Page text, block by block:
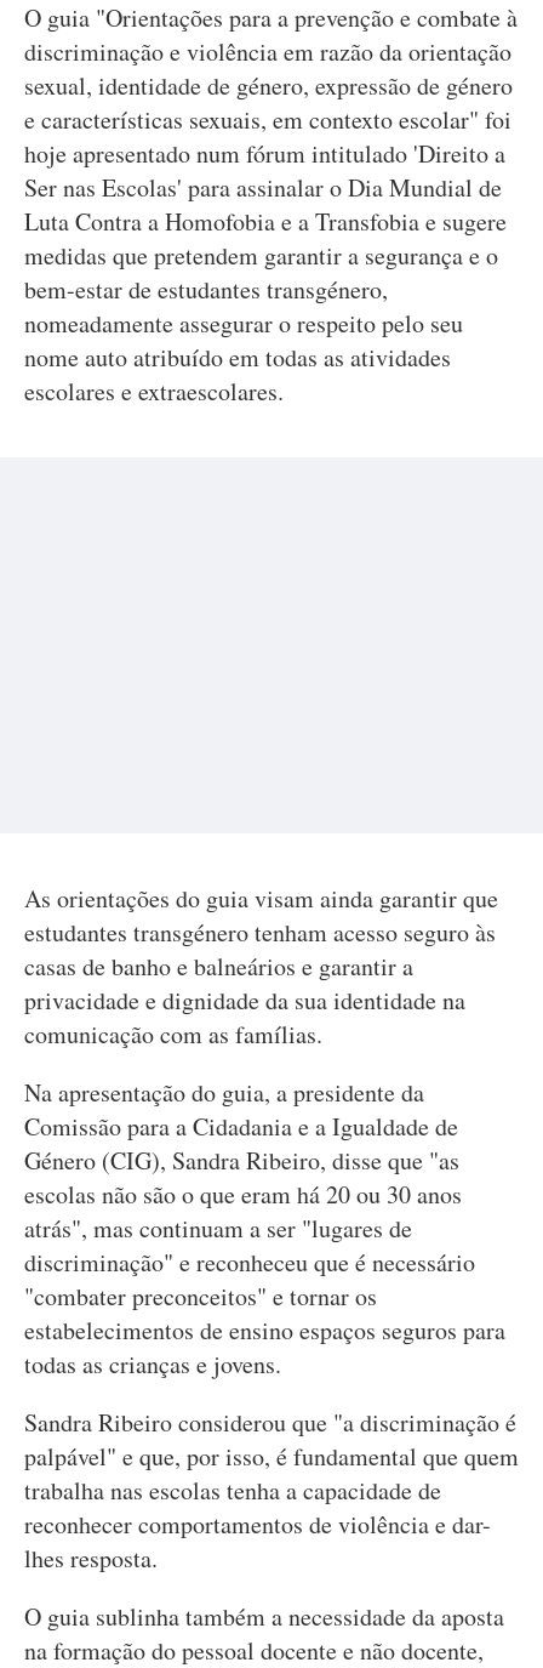
O guia "Orientações para a prevenção e combate à
discriminação e violência em razão da orientação
sexual, identidade de género, expressão de género
e características sexuais, em contexto escolar" foi
hoje apresentado num fórum intitulado 'Direito a
Ser nas Escolas' para assinalar o Dia Mundial de
Luta Contra a Homofobia e a Transfobia e sugere
medidas que pretendem garantir a segurança e o
bem-estar de estudantes transgénero,
nomeadamente assegurar o respeito pelo seu
nome auto atribuído em todas as atividades
escolares e extraescolares.
As orientações do guia visam ainda garantir que
estudantes transgénero tenham acesso seguro às
casas de banho e balneários e garantir a
privacidade e dignidade da sua identidade na
comunicação com as famílias.
Na apresentação do guia, a presidente da
Comissão para a Cidadania e a Igualdade de
Género (CIG), Sandra Ribeiro, disse que "as
escolas não são o que eram há 20 ou 30 anos
atrás", mas continuam a ser "lugares de
discriminação" e reconheceu que é necessário
"combater preconceitos" e tornar os
estabelecimentos de ensino espaços seguros para
todas as crianças e jovens.
Sandra Ribeiro considerou que "a discriminação é
palpável" e que, por isso, é fundamental que quem
trabalha nas escolas tenha a capacidade de
reconhecer comportamentos de violência e dar-
lhes resposta.
O guia sublinha também a necessidade da aposta
na formação do pessoal docente e não docente,